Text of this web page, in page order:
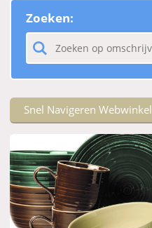
Zoeken:
Snel Navigeren Webwinkel